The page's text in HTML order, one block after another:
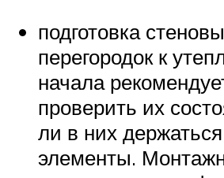
подготовка
перегородок к
начала
проверить их
ли в них
элементы.